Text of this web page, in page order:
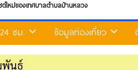
หลวง
ชม. ข้อมูลท่องเที่ยว
พันธ์